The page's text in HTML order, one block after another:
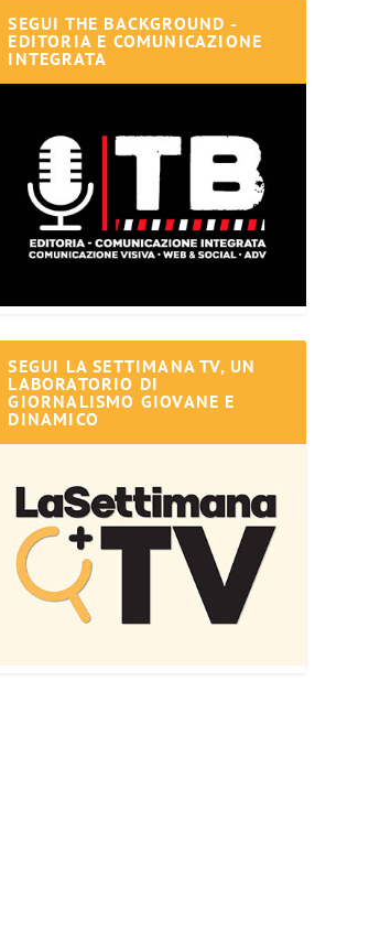
SEGUI THE BACKGROUND -
EDITORIA E COMUNICAZIONE
INTEGRATA
SEGUI LA SETTIMANA TV, UN
LABORATORIO DI
GIORNALISMO GIOVANE E
DINAMICO